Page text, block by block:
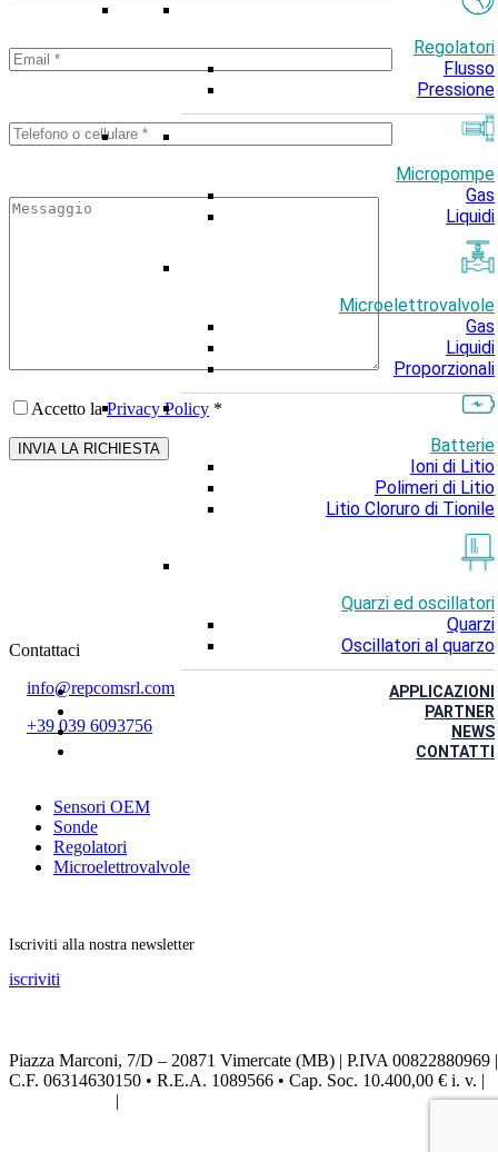
Regolatori
Flusso
Pressione
Micropompe
Gas
Liquidi
Microelettrovalvole
Gas
Liquidi
Proporzionali
Batterie
Ioni di Litio
Polimeri di Litio
Litio Cloruro di Tionile
Quarzi ed oscillatori
Quarzi
Oscillatori al quarzo
APPLICAZIONI
PARTNER
NEWS
CONTATTI
Accetto laPrivacy Policy *
Contattaci
info@repcomsrl.com
+39 039 6093756
Sensori OEM
Sonde
Regolatori
Microelettrovalvole
Iscriviti alla nostra newsletter
iscriviti
Piazza Marconi, 7/D – 20871 Vimercate (MB) | P.IVA 00822880969 |
C.F. 06314630150 • R.E.A. 1089566 • Cap. Soc. 10.400,00 € i. v. |